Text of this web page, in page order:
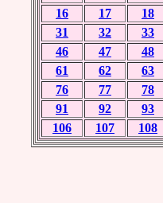
16
17 18
31
32 33
46
47 48
61
62 63
76
77 78
91
92 93
106
107 108